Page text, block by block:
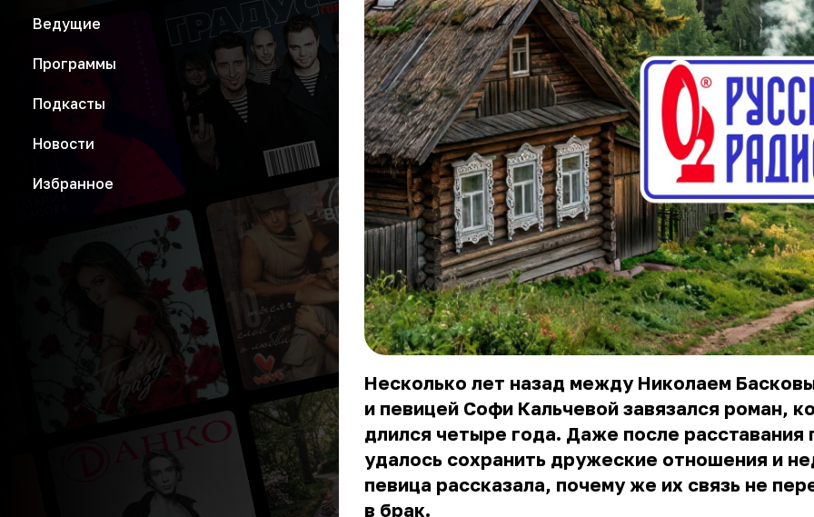
Ведущие
Программы
Подкасты
Новости
Избранное
Несколько лет назад между Николаем
и певицей Софи Кальчевой завязался роман,
длился четыре года. Даже после расставания
удалось сохранить дружеские отношения и
певица рассказала, почему же их связь не
в брак.